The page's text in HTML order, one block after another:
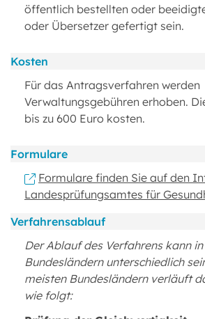
öffentlich bestellten oder
oder Übersetzer gefertigt sein.
Kosten
Für das Antragsverfahren werden
Verwaltungsgebühren erhoben.
bis zu 600 Euro kosten.
Formulare
Formulare finden Sie auf den
Landesprüfungsamtes für
Verfahrensablauf
Der Ablauf des Verfahrens kann
Bundesländern unterschiedlich
meisten Bundesländern verläuft
wie folgt: